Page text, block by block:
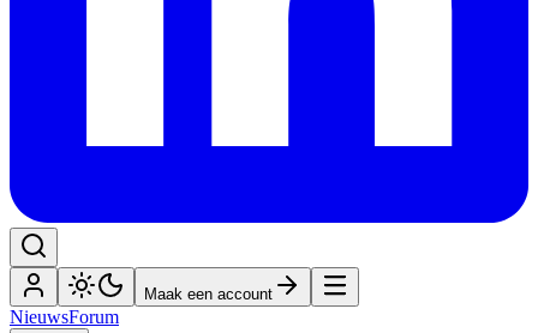
Maak een account
NieuwsForum